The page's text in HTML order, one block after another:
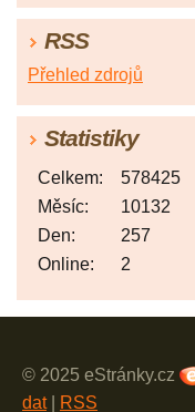
RSS
Přehled zdrojů
Statistiky
Online: 2
Celkem:
578425
Měsíc:
10132
Den:
257
© 2025 eStránky.cz
dat| RSS